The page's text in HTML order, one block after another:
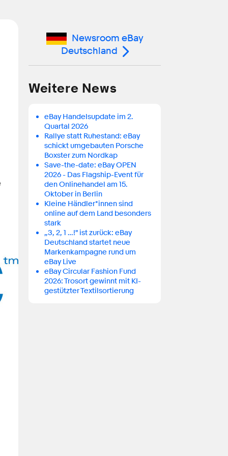
Newsroom eBay
Deutschland
Weitere News
eBay Handelsupdate im 2.
Quartal 2026
Rallye statt Ruhestand: eBay
schickt umgebauten Porsche
Boxster zum Nordkap
Save-the-date: eBay OPEN
2026 - Das Flagship-Event für
den Onlinehandel am 15.
Oktober in Berlin
Kleine Händler*innen sind
online auf dem Land besonders
stark
„3, 2, 1 …!" ist zurück: eBay
Deutschland startet neue
Markenkampagne rund um
eBay Live
eBay Circular Fashion Fund
2026: Trosort gewinnt mit KI-
gestützter Textilsortierung